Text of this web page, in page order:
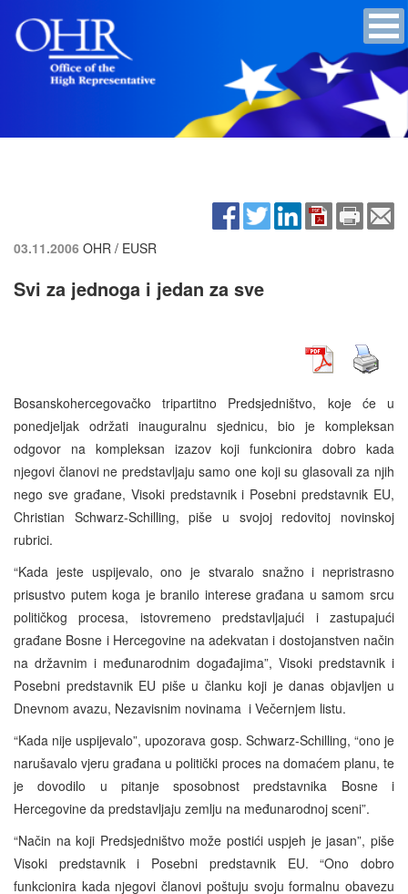
03.11.2006 OHR / EUSR
Svi za jednoga i jedan za sve
Bosanskohercegovačko tripartitno Predsjedništvo, koje će u
ponedjeljak održati inauguralnu sjednicu, bio je kompleksan
odgovor na kompleksan izazov koji funkcionira dobro kada
njegovi članovi ne predstavljaju samo one koji su glasovali za njih
nego sve građane, Visoki predstavnik i Posebni predstavnik EU,
Christian Schwarz-Schilling, piše u svojoj redovitoj novinskoj
rubrici.
“Kada jeste uspijevalo, ono je stvaralo snažno i nepristrasno
prisustvo putem koga je branilo interese građana u samom srcu
političkog procesa, istovremeno predstavljajući i zastupajući
građane Bosne i Hercegovine na adekvatan i dostojanstven način
na državnim i međunarodnim događajima”, Visoki predstavnik i
Posebni predstavnik EU piše u članku koji je danas objavljen u
Dnevnom avazu, Nezavisnim novinama i Večernjem listu.
“Kada nije uspijevalo”, upozorava gosp. Schwarz-Schilling, “ono je
narušavalo vjeru građana u politički proces na domaćem planu, te
je dovodilo u pitanje sposobnost predstavnika Bosne i
Hercegovine da predstavljaju zemlju na međunarodnoj sceni”.
“Način na koji Predsjedništvo može postići uspjeh je jasan”, piše
Visoki predstavnik i Posebni predstavnik EU. “Ono dobro
funkcionira kada njegovi članovi poštuju svoju formalnu obavezu